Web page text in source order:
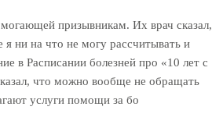
призывникам. Их врач сказал,
я ни на что не могу рассчитывать и
в Расписании болезней про «10 лет с
что можно вообще не обращать
услуги помощи за бо